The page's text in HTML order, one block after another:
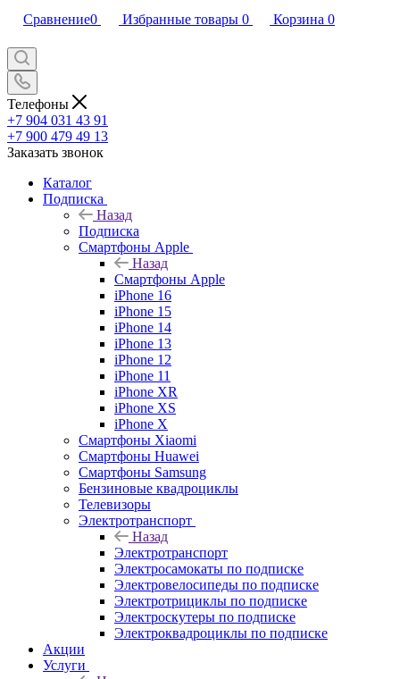
Сравнение0 Избранные товары 0 Корзина 0
Телефоны
+7 904 031 43 91
+7 900 479 49 13
Заказать звонок
Каталог
Подписка
Назад
Подписка
Смартфоны Apple
Назад
Смартфоны Apple
iPhone 16
iPhone 15
iPhone 14
iPhone 13
iPhone 12
iPhone 11
iPhone XR
iPhone XS
iPhone X
Смартфоны Xiaomi
Смартфоны Huawei
Смартфоны Samsung
Бензиновые квадроциклы
Телевизоры
Электротранспорт
Назад
Электротранспорт
Электросамокаты по подписке
Электровелосипеды по подписке
Электротрициклы по подписке
Электроскутеры по подписке
Электроквадроциклы по подписке
Акции
Услуги